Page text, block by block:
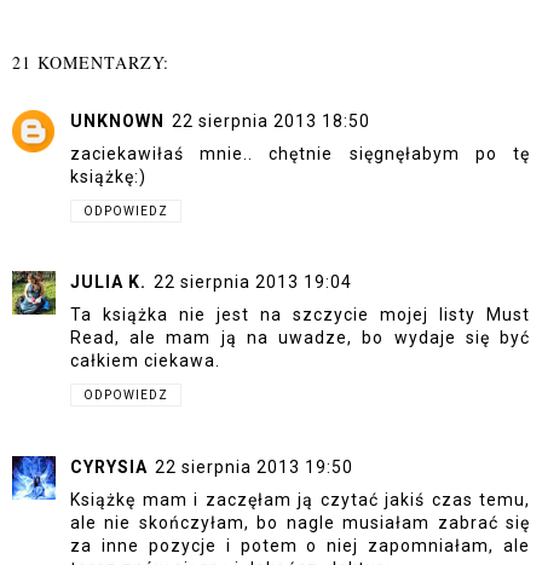
21 KOMENTARZY:
UNKNOWN 22 sierpnia 2013 18:50
zaciekawiłaś mnie.. chętnie sięgnęłabym po tę
książkę:)
ODPOWIEDZ
JULIA K. 22 sierpnia 2013 19:04
Ta książka nie jest na szczycie mojej listy Must
Read, ale mam ją na uwadze, bo wydaje się być
całkiem ciekawa.
ODPOWIEDZ
CYRYSIA 22 sierpnia 2013 19:50
Książkę mam i zaczęłam ją czytać jakiś czas temu,
ale nie skończyłam, bo nagle musiałam zabrać się
za inne pozycje i potem o niej zapomniałam, ale